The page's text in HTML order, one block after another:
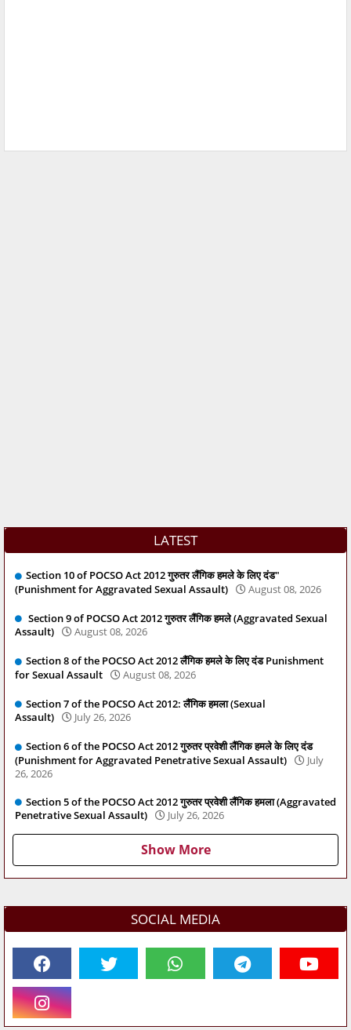
LATEST
Section 10 of POCSO Act 2012 गुरुतर लैंगिक हमले के लिए दंड"
(Punishment for Aggravated Sexual Assault)
August 08, 2026
Section 9 of POCSO Act 2012 गुरुतर लैंगिक हमले (Aggravated Sexual
Assault)
August 08, 2026
Section 8 of the POCSO Act 2012 लैंगिक हमले के लिए दंड Punishment
for Sexual Assault
August 08, 2026
Section 7 of the POCSO Act 2012: लैंगिक हमला (Sexual
Assault)
July 26, 2026
Section 6 of the POCSO Act 2012 गुरुतर प्रवेशी लैंगिक हमले के लिए दंड
(Punishment for Aggravated Penetrative Sexual Assault)
July
26, 2026
Section 5 of the POCSO Act 2012 गुरुतर प्रवेशी लैंगिक हमला (Aggravated
Penetrative Sexual Assault)
July 26, 2026
Show More
SOCIAL MEDIA